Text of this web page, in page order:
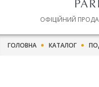
ОФІЦІЙНИЙ
ГОЛОВНА КАТАЛОГ